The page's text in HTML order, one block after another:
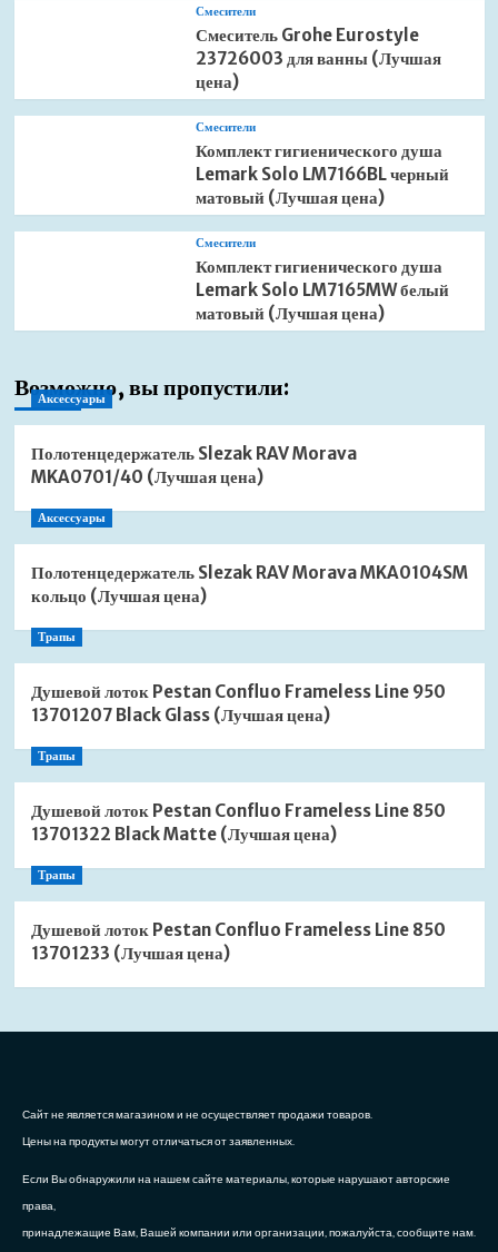
Смесители
Смеситель Grohe Eurostyle
23726003 для ванны (Лучшая
цена)
Смесители
Комплект гигиенического душа
Lemark Solo LM7166BL черный
матовый (Лучшая цена)
Смесители
Комплект гигиенического душа
Lemark Solo LM7165MW белый
матовый (Лучшая цена)
Возможно, вы пропустили:
Аксессуары
Полотенцедержатель Slezak RAV Morava
MKA0701/40 (Лучшая цена)
Аксессуары
Полотенцедержатель Slezak RAV Morava MKA0104SM
кольцо (Лучшая цена)
Трапы
Душевой лоток Pestan Confluo Frameless Line 950
13701207 Black Glass (Лучшая цена)
Трапы
Душевой лоток Pestan Confluo Frameless Line 850
13701322 Black Matte (Лучшая цена)
Трапы
Душевой лоток Pestan Confluo Frameless Line 850
13701233 (Лучшая цена)
Сайт не является магазином и не осуществляет продажи товаров.
Цены на продукты могут отличаться от заявленных.
Если Вы обнаружили на нашем сайте материалы, которые нарушают авторские
права,
принадлежащие Вам, Вашей компании или организации, пожалуйста, сообщите нам.